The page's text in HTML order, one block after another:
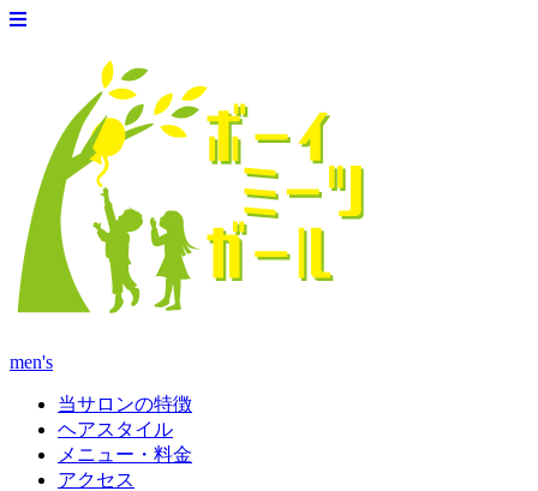
men's
当サロンの特徴
ヘアスタイル
メニュー・料金
アクセス